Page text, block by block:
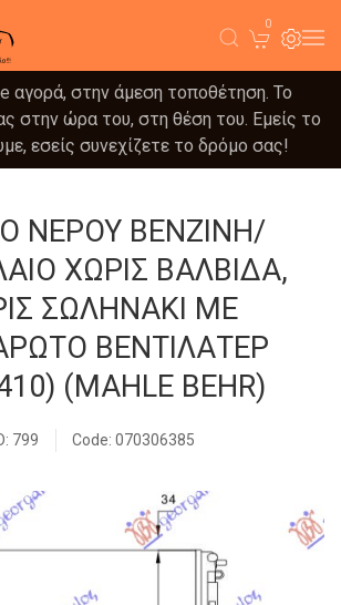
0
αγορά, στην άμεση τοποθέτηση. Το
στην ώρα του, στη θέση του. Εμείς το
εσείς συνεχίζετε το δρόμο σας!
ΝΕΡΟΥ ΒΕΝΖΙΝΗ/
ΧΩΡΙΣ ΒΑΛΒΙΔΑ,
ΣΩΛΗΝΑΚΙ ΜΕ
ΒΕΝΤΙΛΑΤΕΡ
(MAHLE BEHR)
799 Code: 070306385